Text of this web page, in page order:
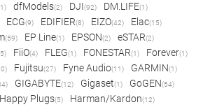
dfModels(2) DJI(92) DM.LIFE(1)
ECG(9) EDIFIER(8) EIZO(42) Elac(15)
(59) EP Line(1) EPSON(2) eSTAR(2)
FiiO(4) FLEG(1) FONESTAR(1) Forever(1)
Fujitsu(27) Fyne Audio(11) GARMIN(1)
GIGABYTE(12) Gigaset(1) GoGEN(54)
Happy Plugs(5) Harman/Kardon(12)